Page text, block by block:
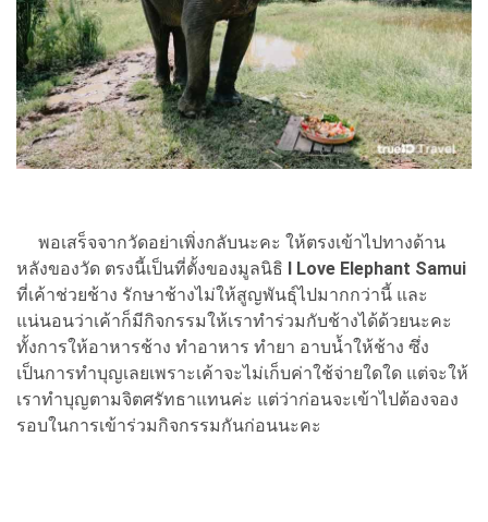
พอเสร็จจากวัดอย่าเพิ่งกลับนะคะ ให้ตรงเข้าไปทางด้าน
หลังของวัด ตรงนี้เป็นที่ตั้งของมูลนิธิ I Love Elephant Samui
ที่เค้าช่วยช้าง รักษาช้างไม่ให้สูญพันธุ์ไปมากกว่านี้ และ
แน่นอนว่าเค้าก็มีกิจกรรมให้เราทำร่วมกับช้างได้ด้วยนะคะ
ทั้งการให้อาหารช้าง ทำอาหาร ทำยา อาบน้ำให้ช้าง ซึ่ง
เป็นการทำบุญเลยเพราะเค้าจะไม่เก็บค่าใช้จ่ายใดใด แต่จะให้
เราทำบุญตามจิตศรัทธาแทนค่ะ แต่ว่าก่อนจะเข้าไปต้องจอง
รอบในการเข้าร่วมกิจกรรมกันก่อนนะคะ